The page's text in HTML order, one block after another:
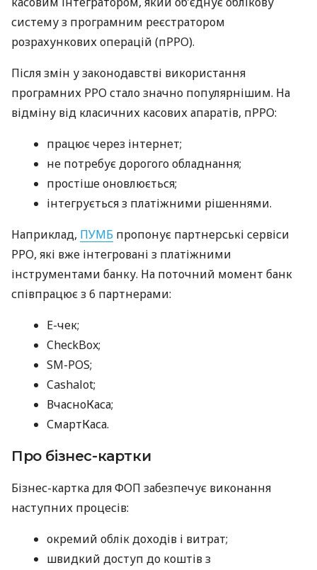
систему з програмним реєстратором
розрахункових операцій (пРРО).
Після змін у законодавстві використання
програмних РРО стало значно популярнішим. На
відміну від класичних касових апаратів, пРРО:
працює через інтернет;
не потребує дорогого обладнання;
простіше оновлюється;
інтегрується з платіжними рішеннями.
Наприклад, ПУМБ пропонує партнерські сервіси
РРО, які вже інтегровані з платіжними
інструментами банку. На поточний момент банк
співпрацює з 6 партнерами:
E-чек;
CheckBox;
SM-POS;
Cashalot;
ВчасноКаса;
СмартКаса.
Про бізнес-картки
Бізнес-картка для ФОП забезпечує виконання
наступних процесів:
окремий облік доходів і витрат;
швидкий доступ до коштів з